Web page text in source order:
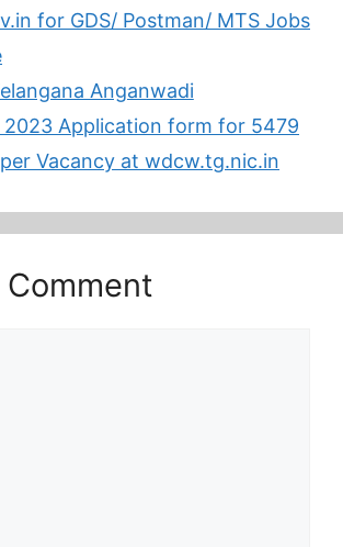
for GDS/ Postman/ MTS Jobs
Anganwadi
2023 Application form for 5479
Vacancy at wdcw.tg.nic.in
Comment